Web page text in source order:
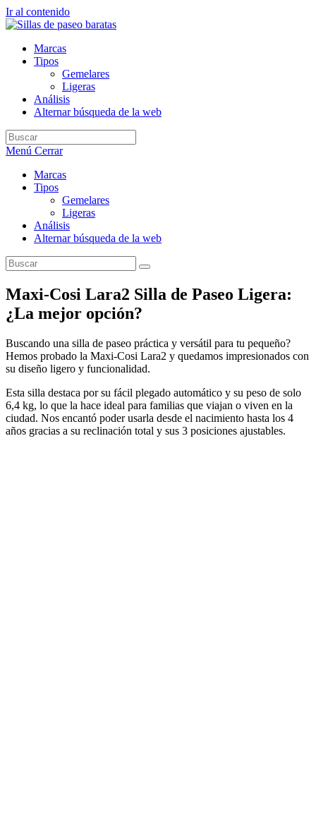
Ir al contenido
Marcas
Tipos
Gemelares
Ligeras
Análisis
Alternar búsqueda de la web
Menú Cerrar
Marcas
Tipos
Gemelares
Ligeras
Análisis
Alternar búsqueda de la web
Maxi-Cosi Lara2 Silla de Paseo Ligera:
¿La mejor opción?
Buscando una silla de paseo práctica y versátil para tu pequeño?
Hemos probado la Maxi-Cosi Lara2 y quedamos impresionados con
su diseño ligero y funcionalidad.
Esta silla destaca por su fácil plegado automático y su peso de solo
6,4 kg, lo que la hace ideal para familias que viajan o viven en la
ciudad. Nos encantó poder usarla desde el nacimiento hasta los 4
años gracias a su reclinación total y sus 3 posiciones ajustables.